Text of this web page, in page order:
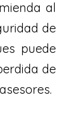
al
de
puede
de